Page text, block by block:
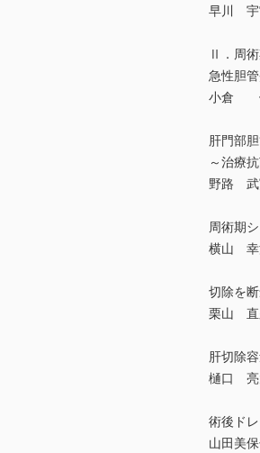
早川 宇
Ⅱ．周
急性胆
小倉
肝門部
～治療
野路 武
周術期
横山 幸
切除を
栗山 直
肝切除
樋口 亮
術後ド
山田美